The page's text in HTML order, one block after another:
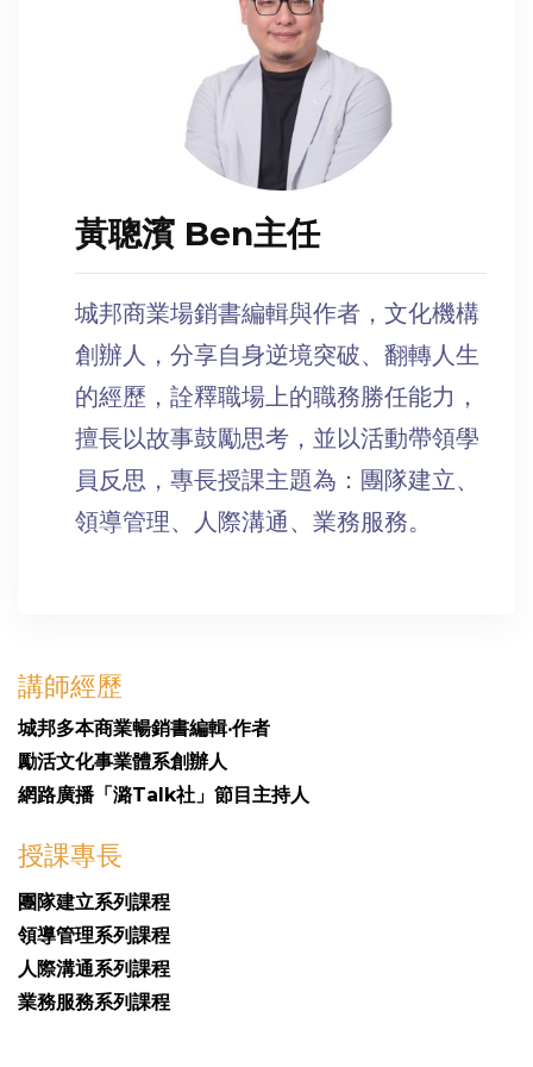
黃聰濱 Ben主任
城邦商業場銷書編輯與作者，文化機構
創辦人，分享自身逆境突破、翻轉人生
的經歷，詮釋職場上的職務勝任能力，
擅長以故事鼓勵思考，並以活動帶領學
員反思，專長授課主題為：團隊建立、
領導管理、人際溝通、業務服務。
講師經歷
城邦多本商業暢銷書編輯‧作者
勵活文化事業體系創辦人
網路廣播「潞Talk社」節目主持人
授課專長
團隊建立系列課程
領導管理系列課程
人際溝通系列課程
業務服務系列課程